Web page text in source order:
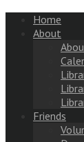
Home
About
Friends